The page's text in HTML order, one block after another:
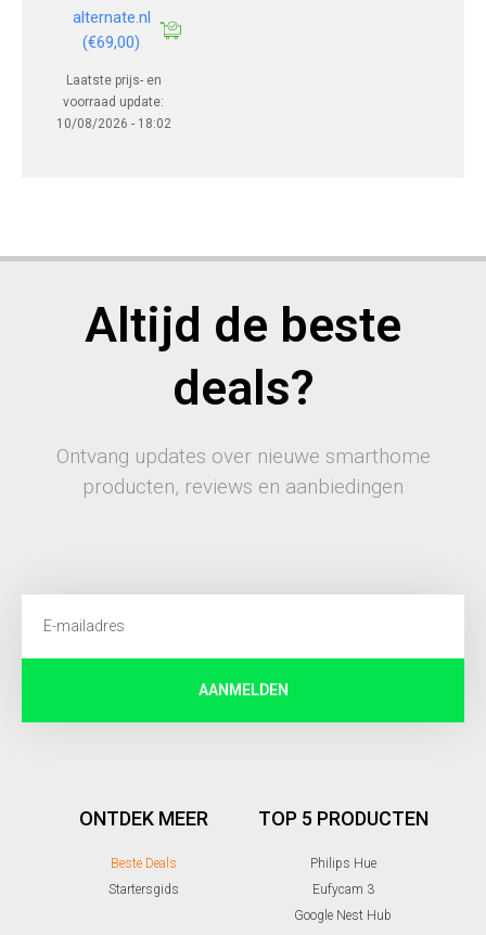
alternate.nl
(€69,00)
Laatste prijs- en
voorraad update:
10/08/2026 - 18:02
Altijd de beste
deals?
Ontvang updates over nieuwe smarthome
producten, reviews en aanbiedingen
AANMELDEN
ONTDEK MEER
Beste Deals
Startersgids
TOP 5 PRODUCTEN
Philips Hue
Eufycam 3
Google Nest Hub